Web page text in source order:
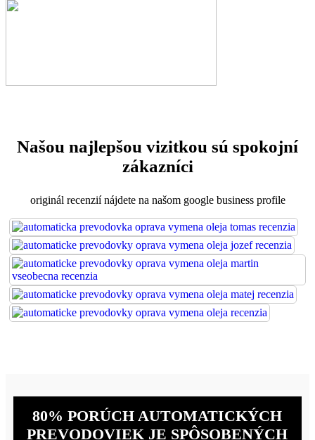
Našou najlepšou vizitkou sú spokojní
zákazníci
originál recenzií nájdete na našom google business profile
80% PORÚCH AUTOMATICKÝCH
PREVODOVIEK JE SPÔSOBENÝCH